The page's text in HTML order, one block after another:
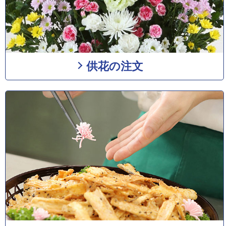
供花の注文